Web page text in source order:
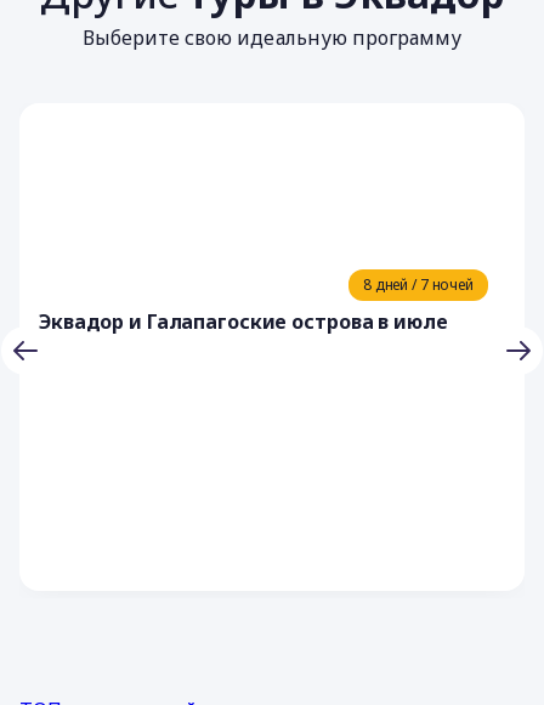
Выберите свою идеальную программу
8 дней / 7 ночей
Эквадор и Галапагоские острова в июле